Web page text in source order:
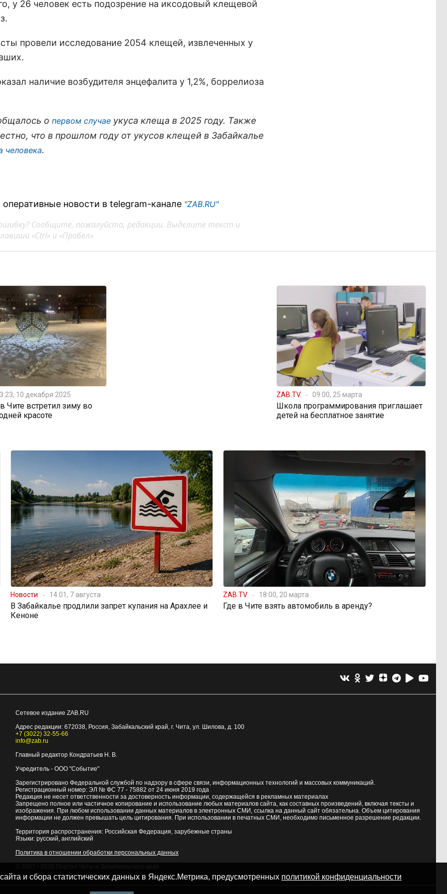
у 26 человек есть подозрение на иксодовый клещевой
провели исследование 2054 клещей, извлеченных у
наличие возбудителя энцефалита у 1,2%, боррелиоза
о первом случае укуса клеща в 2025 году. Также
что в прошлом году от укусов клещей в Забайкалье
человека.
новости в telegram-канале "ZAB.RU"
Сообщите, пожалуйста, редакции. Выделите текст и
«Ctrl» и «Пробел»
10 декабря 2025
встретил зиму во
красоте
ZAB.TV 09:00, 25 марта
Школа программирования приглашает
детей на бесплатное занятие
Новости 14:01, 7 августа
В Забайкалье продлили запрет купания на Арахлее и
Кеноне
ZAB.TV 18:00, 20 марта
Где в Чите взять автомобиль в аренду?
Сетевое издание ZAB.RU
Адрес редакции: 672038, Россия, Забайкальский край, г. Чита, ул. Шилова, д. 100
+7 (3022) 32-55-66
info@zab.ru
Главный редактор Кондратьев Н. В.
Учредитель - ООО "Событие"
Зарегистрировано Федеральной службой по надзору в сфере связи, информационных технологий и массовых коммуникаций.
Регистрационный номер: ЭЛ № ФС 77 - 75882 от 24 июня 2019 года
Редакция не несет ответственности за достоверность информации, содержащейся в рекламных материалах
Запрещено полное или частичное копирование и использование любых материалов сайта, как составных произведений, включая тексты и
изображения. При любом использовании данных материалов в электронных СМИ, ссылка на данный сайт обязательна. Объем цитирования
информации не должен превышать цель цитирования. При использовании в печатных СМИ, необходимо письменное разрешение редакции.
Территория распространения: Российская Федерация, зарубежные страны
Языки: русский, английский
Политика в отношении обработки персональных данных
и сбора статистических данных в Яндекс.Метрика, предусмотренных политикой конфиденциальности